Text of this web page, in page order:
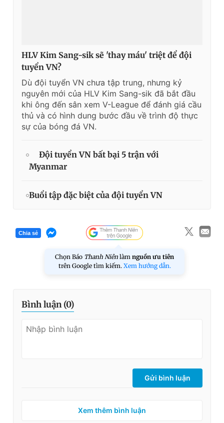
HLV Kim Sang-sik sẽ 'thay máu' triệt để đội
tuyển VN?
Dù đội tuyển VN chưa tập trung, nhưng kỷ
nguyên mới của HLV Kim Sang-sik đã bắt đầu
khi ông đến sân xem V-League để đánh giá cầu
thủ và có hình dung bước đầu về trình độ thực
sự của bóng đá VN.
Đội tuyển VN bất bại 5 trận với
Myanmar
Buổi tập đặc biệt của đội tuyển VN
Chia sẻ
Chọn Báo Thanh Niên làm nguồn ưu tiên
trên Google tìm kiếm. Xem hướng dẫn.
Bình luận (0)
Gửi bình luận
Xem thêm bình luận